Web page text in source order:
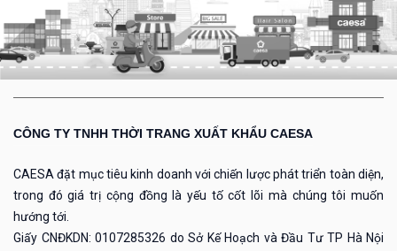
CÔNG TY TNHH THỜI TRANG XUẤT KHẨU CAESA
CAESA đặt mục tiêu kinh doanh với chiến lược phát triển toàn diện,
trong đó giá trị cộng đồng là yếu tố cốt lõi mà chúng tôi muốn
hướng tới.
Giấy CNĐKDN: 0107285326 do Sở Kế Hoạch và Đầu Tư TP Hà Nội